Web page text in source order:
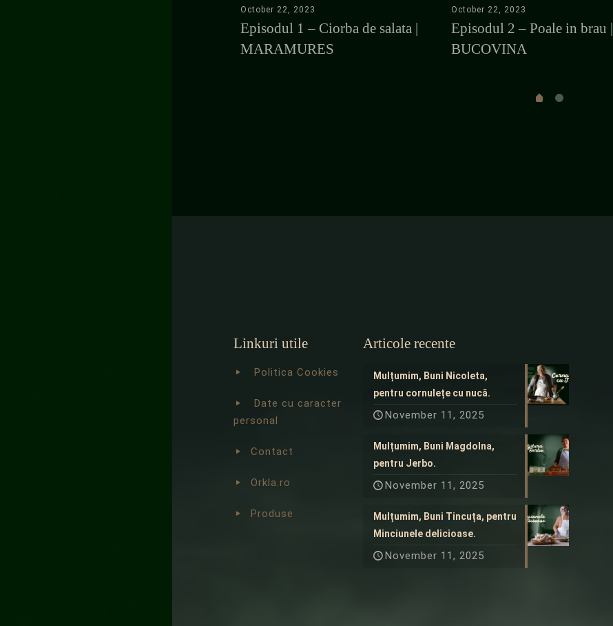
October 22, 2023
Episodul 1 – Ciorba de salata |
MARAMURES
October 22, 2023
Episodul 2 – Poale in brau |
BUCOVINA
Linkuri utile
Politica Cookies
Date cu caracter
personal
Contact
Orkla.ro
Produse
Articole recente
Mulțumim, Buni Nicoleta,
pentru cornulețe cu nucă.
November 11, 2025
Mulțumim, Buni Magdolna,
pentru Jerbo.
November 11, 2025
Mulțumim, Buni Tincuța, pentru
Minciunele delicioase.
November 11, 2025